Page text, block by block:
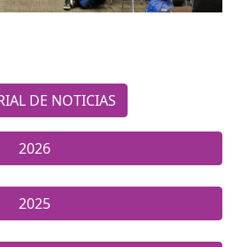
DE NOTICIAS
2026
2025